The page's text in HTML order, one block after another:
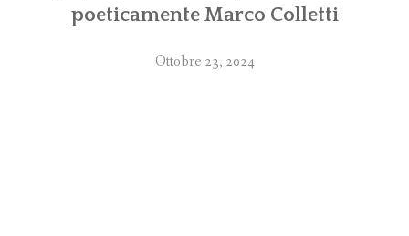
poeticamente Marco Colletti
Ottobre 23, 2024